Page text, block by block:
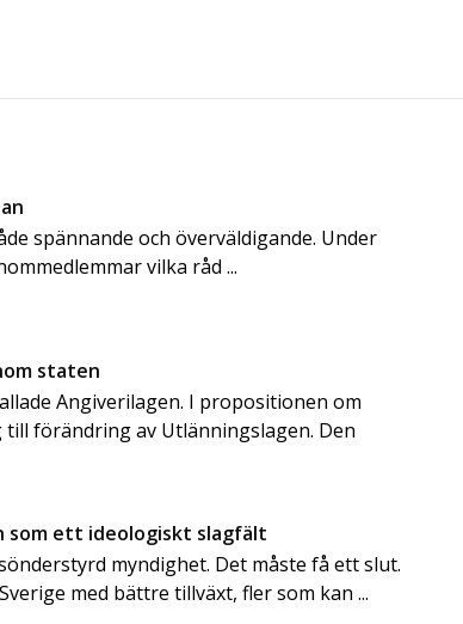
spännande och överväldigande. Under
vilka råd ...
staten
Angiverilagen. I propositionen om
förändring av Utlänningslagen. Den
som ett ideologiskt slagfält
myndighet. Det måste få ett slut.
med bättre tillväxt, fler som kan ...